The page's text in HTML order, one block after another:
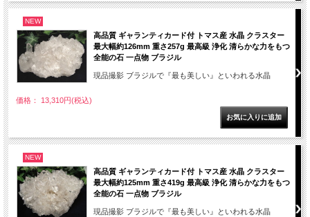
NEW
高品質 ギャランティカード付 トマス産 水晶 クラスター
最大幅約126mm 重さ257g 最高級 浄化 清らかな力をもつ
全能の石 一点物 ブラジル
現品撮影 ブラジルで『最も美しい』といわれる水晶
価格： 13,310円(税込)
NEW
高品質 ギャランティカード付 トマス産 水晶 クラスター
最大幅約125mm 重さ419g 最高級 浄化 清らかな力をもつ
全能の石 一点物 ブラジル
現品撮影 ブラジルで『最も美しい』といわれる水晶